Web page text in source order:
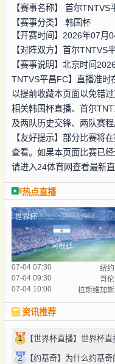
【赛事名称】 首尔TNTVS
【赛事分类】 韩国杯
【开赛时间】2026年07月
【对阵双方】 首尔TNTVS
【赛事说明】北京时间
TNTVS平昌FC】直播准时
以提前收藏本页面以免错
相关韩国杯直播、首尔
及两队历史交锋、两队赛程
【友好提示】部分比赛将
查看。如果本页面比赛已
请进入24体育网查看最新直
热点直播
世界杯
阿根廷
07-04 07:30 纽
07-04 09:30
哥
07-04 10:00
拉斯维加
资讯推荐
1 【世界杯直播】世界杯直
2 【约基奇】为什么约基奇